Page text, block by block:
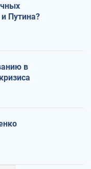
Путина?
в